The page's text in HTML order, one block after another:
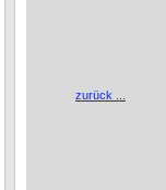
zurück ...